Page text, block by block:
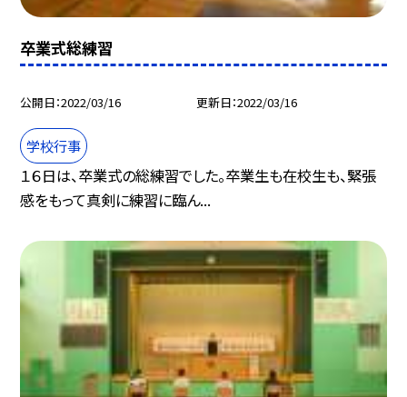
卒業式総練習
公開日 2022/03/16 更新日 2022/03/16
学校行事
１６日は、卒業式の総練習でした。卒業生も在校生も、緊張
感をもって真剣に練習に臨ん...